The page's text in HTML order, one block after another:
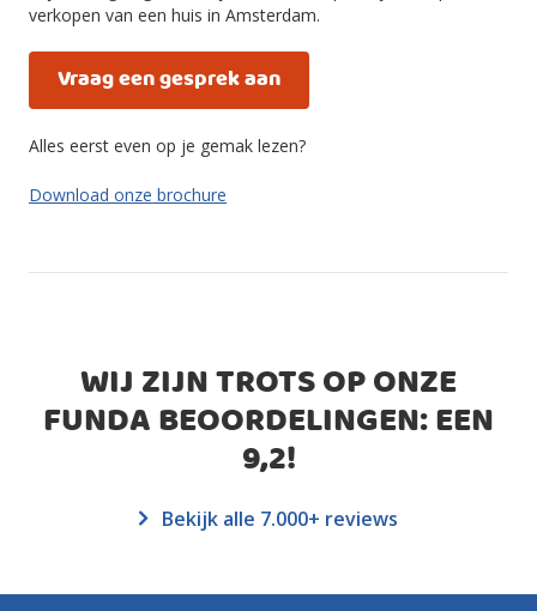
verkopen van een huis in Amsterdam.
Vraag een gesprek aan
Alles eerst even op je gemak lezen?
Download onze brochure
WIJ ZIJN TROTS OP ONZE
FUNDA BEOORDELINGEN: EEN
9,2!
Bekijk alle 7.000+ reviews